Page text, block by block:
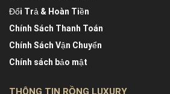
Đổi Trả & Hoàn Tiền
Chính Sách Thanh Toán
Chính Sách Vận Chuyển
Chính sách bảo mật
THÔNG TIN RỒNG LUXURY